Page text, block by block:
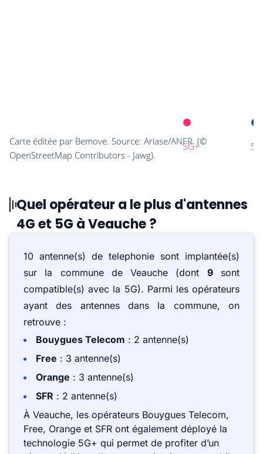
Quel opérateur a le plus d'antennes
4G et 5G à Veauche ?
10 antenne(s) de telephonie sont implantée(s)
sur la commune de Veauche (dont 9sont
compatible(s) avec la 5G). Parmi les opérateurs
ayant des antennes dans la commune, on
retrouve :
Bouygues Telecom : 2 antenne(s)
Free : 3 antenne(s)
Orange : 3 antenne(s)
SFR : 2 antenne(s)
À Veauche, les opérateurs Bouygues Telecom,
Free, Orange et SFR ont également déployé la
technologie 5G+ qui permet de profiter d’un